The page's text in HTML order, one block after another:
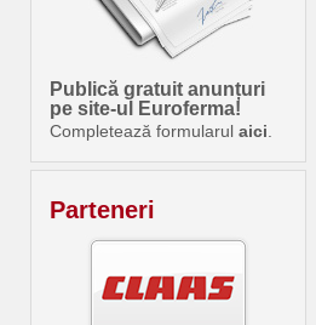
Publică gratuit anunțuri
pe site-ul Euroferma!
Completează formularul aici
Parteneri